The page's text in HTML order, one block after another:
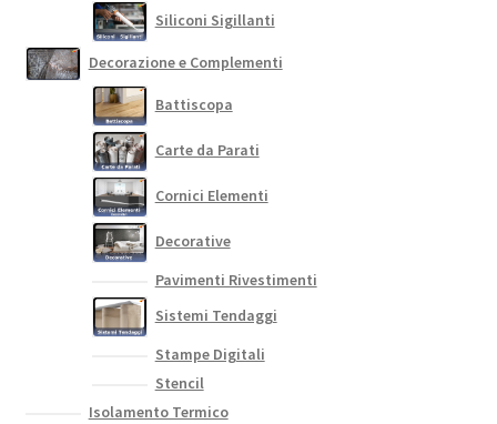
Siliconi Sigillanti
Decorazione e Complementi
Battiscopa
Carte da Parati
Cornici Elementi
Decorative
Pavimenti Rivestimenti
Sistemi Tendaggi
Stampe Digitali
Stencil
Isolamento Termico